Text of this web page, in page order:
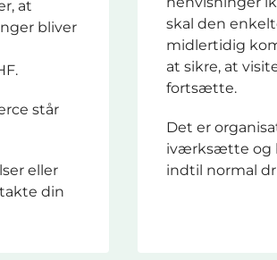
at
bliver
står
eller
din
skal den
midlertidig
at sikre, at
fortsætte.
Det er
iværksætte og
indtil normal